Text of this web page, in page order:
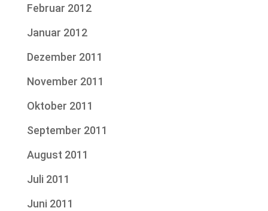
Februar 2012
Januar 2012
Dezember 2011
November 2011
Oktober 2011
September 2011
August 2011
Juli 2011
Juni 2011